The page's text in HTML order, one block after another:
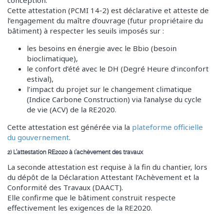
Cette attestation (PCMI 14-2) est déclarative et atteste de
l’engagement du maître d’ouvrage (futur propriétaire du
bâtiment) à respecter les seuils imposés sur :
les besoins en énergie avec le Bbio (besoin
bioclimatique),
le confort d’été avec le DH (Degré Heure d’inconfort
estival),
l’impact du projet sur le changement climatique
(Indice Carbone Construction) via l’analyse du cycle
de vie (ACV) de la RE2020.
Cette attestation est générée via la plateforme officielle
du gouvernement.
2) L’attestation RE2020 à l’achèvement des travaux
La seconde attestation est requise à la fin du chantier, lors
du dépôt de la Déclaration Attestant l’Achèvement et la
Conformité des Travaux (DAACT).
Elle confirme que le bâtiment construit respecte
effectivement les exigences de la RE2020.